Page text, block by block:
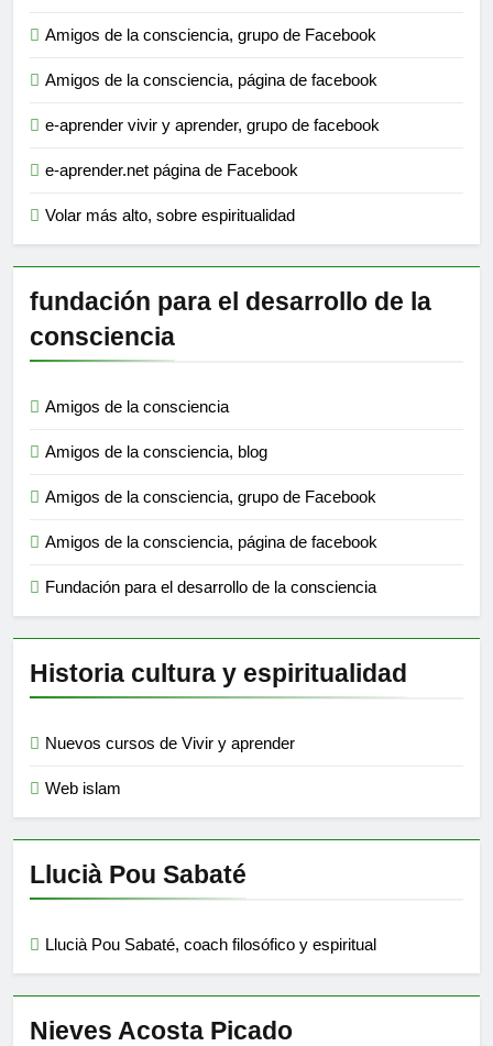
Amigos de la consciencia, grupo de Facebook
Amigos de la consciencia, página de facebook
e-aprender vivir y aprender, grupo de facebook
e-aprender.net página de Facebook
Volar más alto, sobre espiritualidad
fundación para el desarrollo de la
consciencia
Amigos de la consciencia
Amigos de la consciencia, blog
Amigos de la consciencia, grupo de Facebook
Amigos de la consciencia, página de facebook
Fundación para el desarrollo de la consciencia
Historia cultura y espiritualidad
Nuevos cursos de Vivir y aprender
Web islam
Llucià Pou Sabaté
Llucià Pou Sabaté, coach filosófico y espiritual
Nieves Acosta Picado